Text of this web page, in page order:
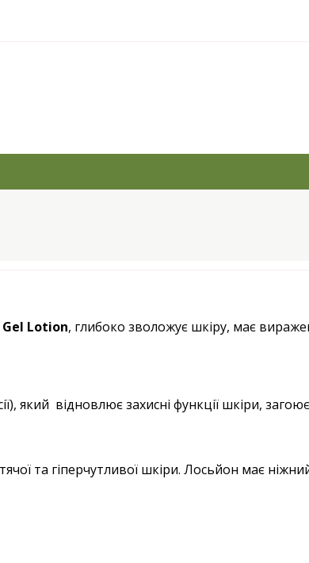
Lotion, глибоко зволожує шкіру, має
який відновлює захисні функції шкіри,
та гіперчутливої шкіри. Лосьйон має